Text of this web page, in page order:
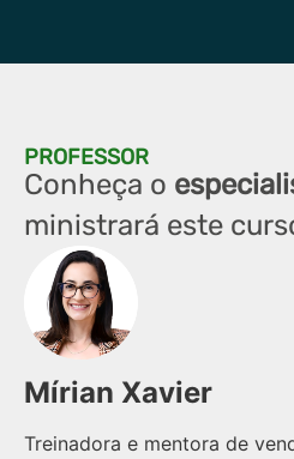
PROFESSOR
Conheça o
ministrará este
Mírian Xavier
Treinadora e mentora de